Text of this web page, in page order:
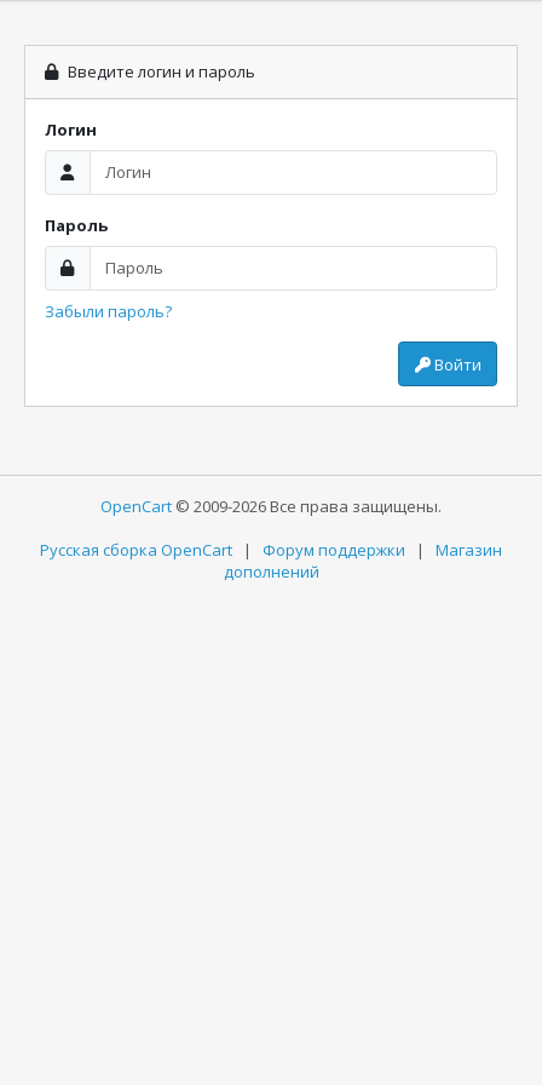
Введите логин и пароль
Логин
Пароль
Забыли пароль?
Войти
OpenCart © 2009-2026 Все права защищены.
Русская сборка OpenCart | Форум поддержки | Магазин
дополнений